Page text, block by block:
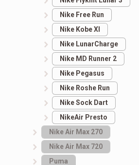
Nike Free Run
Nike Kobe XI
Nike LunarCharge
Nike MD Runner 2
Nike Pegasus
Nike Roshe Run
Nike Sock Dart
NikeAir Presto
Nike Air Max 270
Nike Air Max 720
Puma